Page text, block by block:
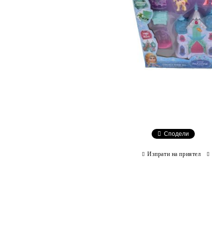
Сподели
Изпрати на приятел